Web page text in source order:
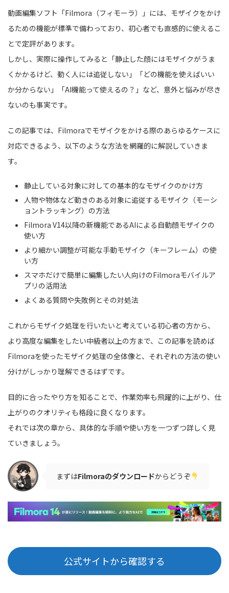
動画編集ソフト「Filmora（フィモーラ）」には、モザイクをかけ
るための機能が標準で備わっており、初心者でも直感的に使えるこ
とで定評があります。
しかし、実際に操作してみると「静止した顔にはモザイクがうま
くかかるけど、動く人には追従しない」「どの機能を使えばいい
か分からない」「AI機能って使えるの？」など、意外と悩みが尽き
ないのも事実です。
この記事では、Filmoraでモザイクをかける際のあらゆるケースに
対応できるよう、以下のような方法を網羅的に解説していきま
す。
静止している対象に対しての基本的なモザイクのかけ方
人物や物体など動きのある対象に追従するモザイク（モーシ
ョントラッキング）の方法
Filmora V14以降の新機能であるAIによる自動顔モザイクの
使い方
より細かい調整が可能な手動モザイク（キーフレーム）の使
い方
スマホだけで簡単に編集したい人向けのFilmoraモバイルア
プリの活用法
よくある質問や失敗例とその対処法
これからモザイク処理を行いたいと考えている初心者の方から、
より高度な編集をしたい中級者以上の方まで、この記事を読めば
Filmoraを使ったモザイク処理の全体像と、それぞれの方法の使い
分けがしっかり理解できるはずです。
目的に合ったやり方を知ることで、作業効率も飛躍的に上がり、仕
上がりのクオリティも格段に良くなります。
それでは次の章から、具体的な手順や使い方を一つずつ詳しく見
ていきましょう。
まずはFilmoraのダウンロードからどうぞ
公式サイトから確認する